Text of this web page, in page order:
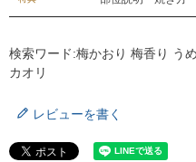
検索ワード:梅かおり 梅香り う
カオリ
レビューを書く